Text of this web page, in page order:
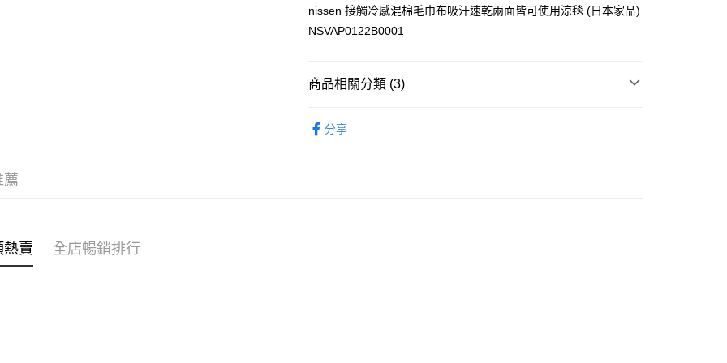
AlipayHK
PayMe
nissen 接觸冷感混棉毛巾布吸汗速乾兩面皆可使用涼毯 (日本家品)
NSVAP0122B0001
商品相關分類 (3)
分享
薦
賣 全店暢銷排行